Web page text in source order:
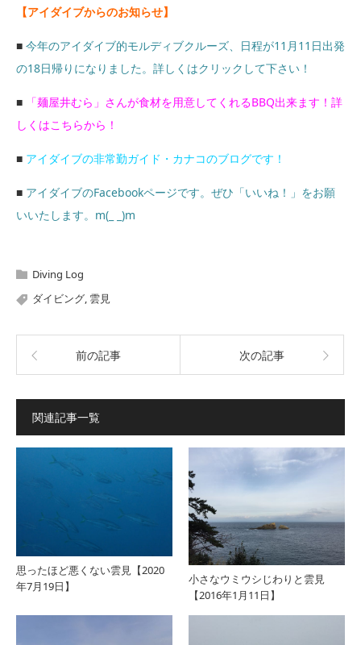
【アイダイブからのお知らせ】
■ 今年のアイダイブ的モルディブクルーズ、日程が11月11日出発
の18日帰りになりました。詳しくはクリックして下さい！
■
「麺屋井むら」さんが食材を用意してくれるBBQ出来ます！詳
しくはこちらから！
■ アイダイブの非常勤ガイド・カナコのブログです！
■ アイダイブのFacebookページです。ぜひ「いいね！」をお願
いいたします。m(_ _)m
Diving Log
ダイビング, 雲見
前の記事 次の記事
関連記事一覧
思ったほど悪くない雲見【2020
年7月19日】
小さなウミウシじわりと雲見
【2016年1月11日】